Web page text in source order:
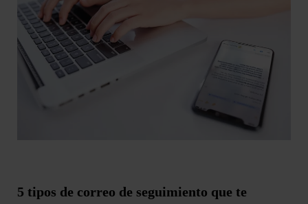
5 tipos de correo de seguimiento que te